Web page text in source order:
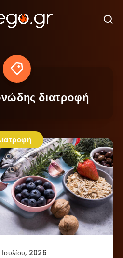
διατροφή
Ιουλίου, 2026